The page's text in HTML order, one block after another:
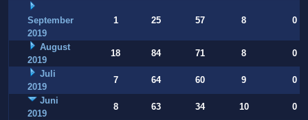
September
2019
1 25 57 8 0
August
2019
18 84 71 8
0
Juli
2019
7 64 60 9
0
Juni
2019
8 63 34 10
0